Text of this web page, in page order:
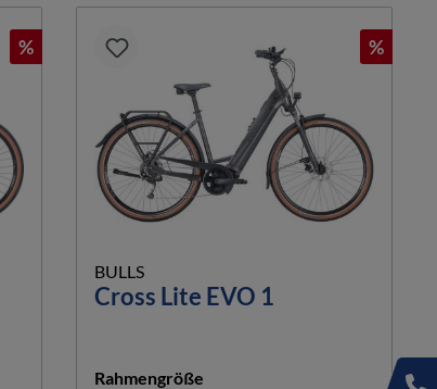
% %
BULLS
Cross Lite EVO 1
Rahmengröße